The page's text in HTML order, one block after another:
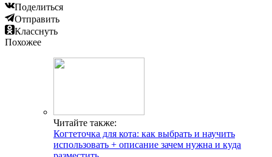
Поделиться
Отправить
Класснуть
Похожее
Читайте также:
Когтеточка для кота: как выбрать и научить
использовать + описание зачем нужна и куда